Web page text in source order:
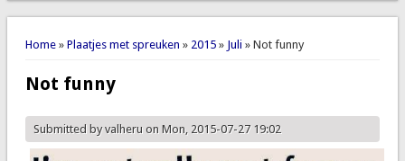
You are here
Home» Plaatjes met spreuken » 2015» Juli » Not funny
Not funny
Submitted byvalheruon Mon, 2015-07-27 19:02